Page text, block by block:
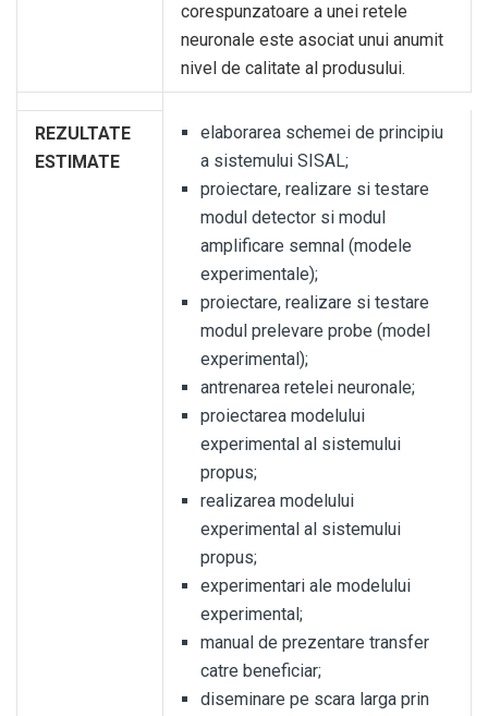
corespunzatoare a unei retele
neuronale este asociat unui anumit
nivel de calitate al produsului.
REZULTATE
ESTIMATE
elaborarea schemei de principiu
a sistemului SISAL;
proiectare, realizare si testare
modul detector si modul
amplificare semnal (modele
experimentale);
proiectare, realizare si testare
modul prelevare probe (model
experimental);
antrenarea retelei neuronale;
proiectarea modelului
experimental al sistemului
propus;
realizarea modelului
experimental al sistemului
propus;
experimentari ale modelului
experimental;
manual de prezentare transfer
catre beneficiar;
diseminare pe scara larga prin